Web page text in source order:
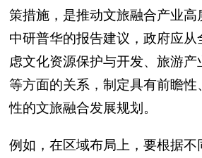
策措施，是推动文旅融合产业高
中研普华的报告建议，政府应
虑文化资源保护与开发、旅游
等方面的关系，制定具有前瞻性
性的文旅融合发展规划。
例如，在区域布局上，要根据不